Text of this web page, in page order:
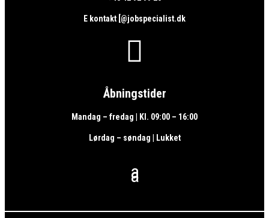
E kontakt [@jobspecialist.dk

Åbningstider
Mandag – fredag | Kl. 09:00 – 16:00
Lørdag – søndag | Lukket